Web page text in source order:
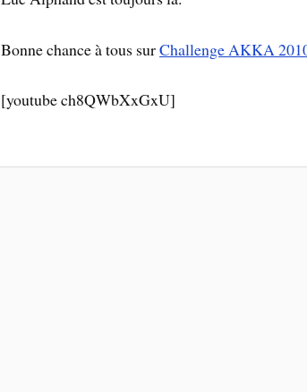
Bonne chance à tous surChallenge AKKA
[youtube ch8QWbXxGxU]